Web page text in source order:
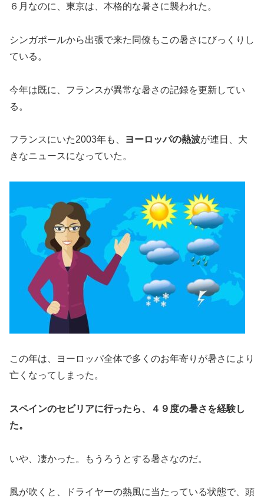
６月なのに、東京は、本格的な暑さに襲われた。
シンガポールから出張で来た同僚もこの暑さにびっくりし
ている。
今年は既に、フランスが異常な暑さの記録を更新してい
る。
フランスにいた2003年も、 ヨーロッパの熱波が連日、大
きなニュースになっていた。
この年は、ヨーロッパ全体で多くのお年寄りが暑さにより
亡くなってしまった。
スペインのセビリアに行ったら、４９度の暑さを経験し
た。
いや、凄かった。もうろうとする暑さなのだ。
風が吹くと、ドライヤーの熱風に当たっている状態で、頭